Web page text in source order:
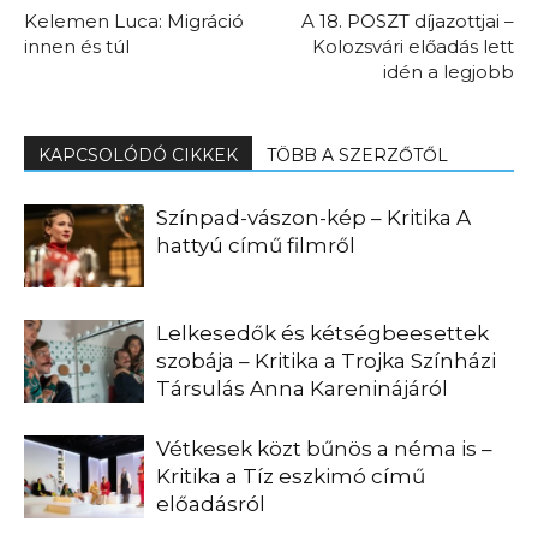
Kelemen Luca: Migráció
innen és túl
A 18. POSZT díjazottjai –
Kolozsvári előadás lett
idén a legjobb
KAPCSOLÓDÓ CIKKEK TÖBB A SZERZŐTŐL
Színpad-vászon-kép – Kritika A
hattyú című filmről
Lelkesedők és kétségbeesettek
szobája – Kritika a Trojka Színházi
Társulás Anna Kareninájáról
Vétkesek közt bűnös a néma is –
Kritika a Tíz eszkimó című
előadásról